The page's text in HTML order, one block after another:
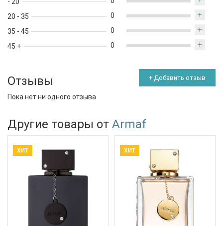
20 - 35
35 - 45
45 +
0 +
0 +
0 +
Отзывы + Добавить отзыв
Пока нет ни одного отзыва
Другие товары от Armaf
ХИТ ХИТ